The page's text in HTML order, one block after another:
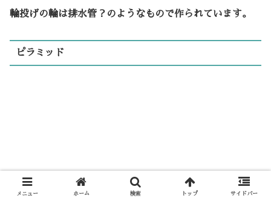
輪投げの輪は排水管？のようなもので作られています。
ピラミッド
メニュー ホーム 検索 トップ サイドバー